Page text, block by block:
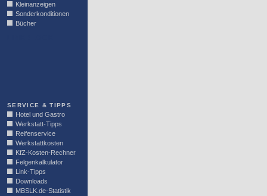
Kleinanzeigen
Sonderkonditionen
Bücher
SERVICE & TIPPS
Hotel und Gastro
Werkstatt-Tipps
Reifenservice
Werkstattkosten
KfZ-Kosten-Rechner
Felgenkalkulator
Link-Tipps
Downloads
MBSLK.de-Statistik